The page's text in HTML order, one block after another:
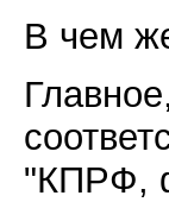
В чем
"КПРФ,